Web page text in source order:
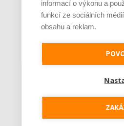
informací o výkonu a
funkcí ze sociálních
obsahu a reklam.